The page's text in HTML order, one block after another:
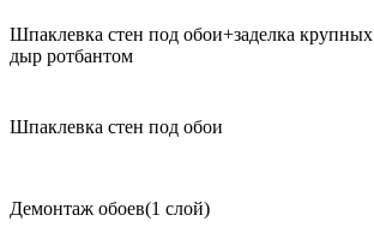
Шпаклевка стен под обои+заделка крупных
дыр ротбантом
Шпаклевка стен под обои
Демонтаж обоев(1 слой)